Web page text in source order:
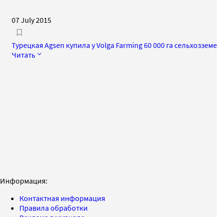
07 July 2015
Турецкая Agsen купила у Volga Farming 60 000 га
Читать
Информация:
Контактная информация
Правила обработки